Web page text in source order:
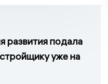
развития подала
уже на